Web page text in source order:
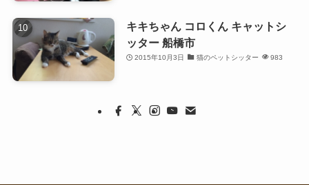
キキちゃん コロくん キャットシ
ッター 船橋市
2015年10月3日 猫のペットシッター 983